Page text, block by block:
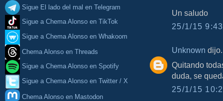
Sigue El lado del mal en Telegram
Sigue a Chema Alonso en TikTok
Sigue a Chema Alonso en Whakoom
Chema Alonso en Threads
Sigue a Chema Alonso en Spotify
Sigue a Chema Alonso en Twitter / X
Chema Alonso en Mastodon
Un saludo
25/1/15
Unknown
Quitando
duda, se
25/1/15